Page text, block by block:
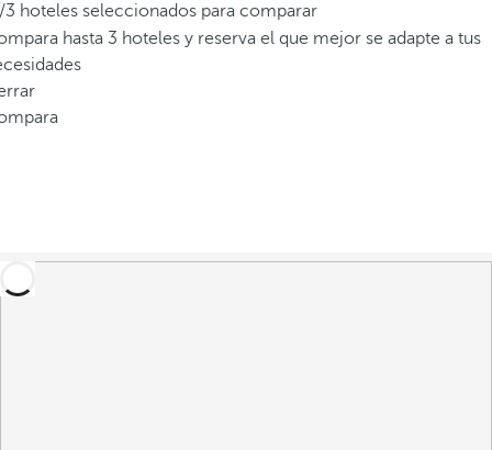
/3 hoteles seleccionados para comparar
hasta 3 hoteles y reserva el que mejor se adapte a tus